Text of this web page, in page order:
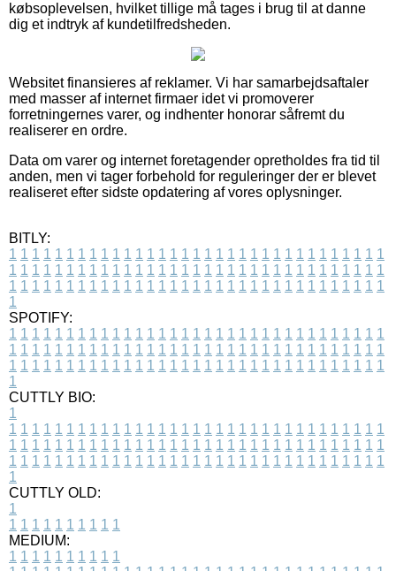
købsoplevelsen, hvilket tillige må tages i brug til at danne
dig et indtryk af kundetilfredsheden.
Websitet finansieres af reklamer. Vi har samarbejdsaftaler
med masser af internet firmaer idet vi promoverer
forretningernes varer, og indhenter honorar såfremt du
realiserer en ordre.
Data om varer og internet foretagender opretholdes fra tid til
anden, men vi tager forbehold for reguleringer der er blevet
realiseret efter sidste opdatering af vores oplysninger.
BITLY:
1 1 1 1 1 1 1 1 1 1 1 1 1 1 1 1 1 1 1 1 1 1 1 1 1 1 1 1 1 1 1 1 1
1 1 1 1 1 1 1 1 1 1 1 1 1 1 1 1 1 1 1 1 1 1 1 1 1 1 1 1 1 1 1 1 1
1 1 1 1 1 1 1 1 1 1 1 1 1 1 1 1 1 1 1 1 1 1 1 1 1 1 1 1 1 1 1 1 1
1
SPOTIFY:
1 1 1 1 1 1 1 1 1 1 1 1 1 1 1 1 1 1 1 1 1 1 1 1 1 1 1 1 1 1 1 1 1
1 1 1 1 1 1 1 1 1 1 1 1 1 1 1 1 1 1 1 1 1 1 1 1 1 1 1 1 1 1 1 1 1
1 1 1 1 1 1 1 1 1 1 1 1 1 1 1 1 1 1 1 1 1 1 1 1 1 1 1 1 1 1 1 1 1
1
CUTTLY BIO:
1
1 1 1 1 1 1 1 1 1 1 1 1 1 1 1 1 1 1 1 1 1 1 1 1 1 1 1 1 1 1 1 1 1
1 1 1 1 1 1 1 1 1 1 1 1 1 1 1 1 1 1 1 1 1 1 1 1 1 1 1 1 1 1 1 1 1
1 1 1 1 1 1 1 1 1 1 1 1 1 1 1 1 1 1 1 1 1 1 1 1 1 1 1 1 1 1 1 1 1
1
CUTTLY OLD:
1
1 1 1 1 1 1 1 1 1 1
MEDIUM:
1 1 1 1 1 1 1 1 1 1